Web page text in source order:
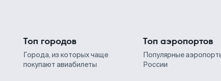
Топ городов
Города, из которых чаще
покупают авиабилеты
Топ аэропортов
Популярные
России